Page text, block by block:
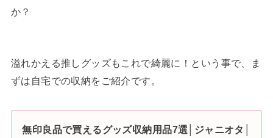
か？
溢れかえる推しグッズもこれで綺麗に！という事で、ま
ずは自宅での収納をご紹介です。
無印良品で買えるグッズ収納用品7選│ジャニオタ│